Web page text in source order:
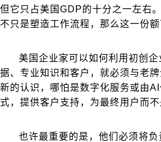
但它只占美国GDP的十分之一左右
不只是塑造工作流程，那么这一份额
美国企业家可以如何利用初创
据、专业知识和客户，就必须与老
新的认识，哪怕是数字化服务或由
式，提供客户支持，为最终用户而
也许最重要的是，他们必须将